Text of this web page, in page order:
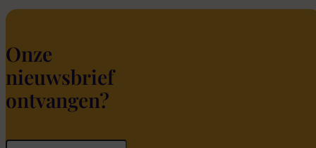
Onze
nieuwsbrief
ontvangen?